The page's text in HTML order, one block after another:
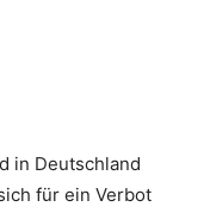
in Deutschland
für ein Verbot